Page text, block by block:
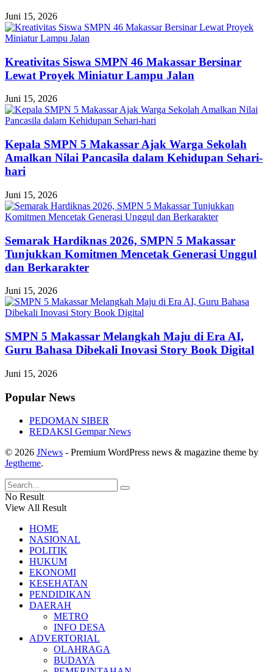
Juni 15, 2026
Kreativitas Siswa SMPN 46 Makassar Bersinar
Lewat Proyek Miniatur Lampu Jalan
Juni 15, 2026
Kepala SMPN 5 Makassar Ajak Warga Sekolah
Amalkan Nilai Pancasila dalam Kehidupan Sehari-
hari
Juni 15, 2026
Semarak Hardiknas 2026, SMPN 5 Makassar
Tunjukkan Komitmen Mencetak Generasi Unggul
dan Berkarakter
Juni 15, 2026
SMPN 5 Makassar Melangkah Maju di Era AI,
Guru Bahasa Dibekali Inovasi Story Book Digital
Juni 15, 2026
Popular News
PEDOMAN SIBER
REDAKSI Gempar News
© 2026 JNews - Premium WordPress news & magazine theme by
Jegtheme.
No Result
View All Result
HOME
NASIONAL
POLITIK
HUKUM
EKONOMI
KESEHATAN
PENDIDIKAN
DAERAH
METRO
INFO DESA
ADVERTORIAL
OLAHRAGA
BUDAYA